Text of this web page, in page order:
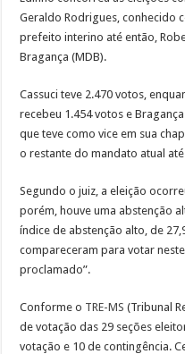
Geraldo Rodrigues, conhecido
prefeito interino até então,
Bragança (MDB).
Cassuci teve 2.470 votos,
recebeu 1.454 votos e
que teve como vice em sua
o restante do mandato atual
Segundo o juiz, a eleição
porém, houve uma abstenção
índice de abstenção alto, de
compareceram para votar
proclamado”.
Conforme o TRE-MS (Tribunal
de votação das 29 seções
votação e 10 de contingência.